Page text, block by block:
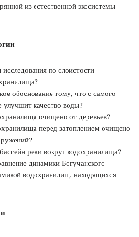
из естественной экосистемы
по слоистости
обоснование тому, что с самого
улучшит качество воды?
очищено от деревьев?
перед затоплением очищено
реки вокруг водохранилища?
динамики Богучанского
водохранилищ, находящихся